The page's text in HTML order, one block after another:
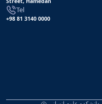
Tel
+98 81 3140 0000